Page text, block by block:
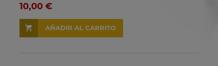
10,00 €
AÑADIR AL CARRITO